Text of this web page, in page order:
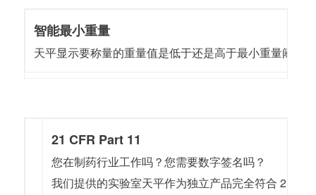
智能最小重量
天平显示要称量的重量值是低于还是高于最小重量阈值。
21 CFR Part 11
您在制药行业工作吗？您需要数字签名吗？
我们提供的实验室天平作为独立产品完全符合 21